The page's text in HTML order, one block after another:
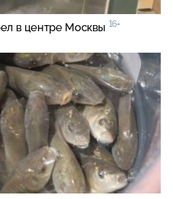
в центре Москвы 16+